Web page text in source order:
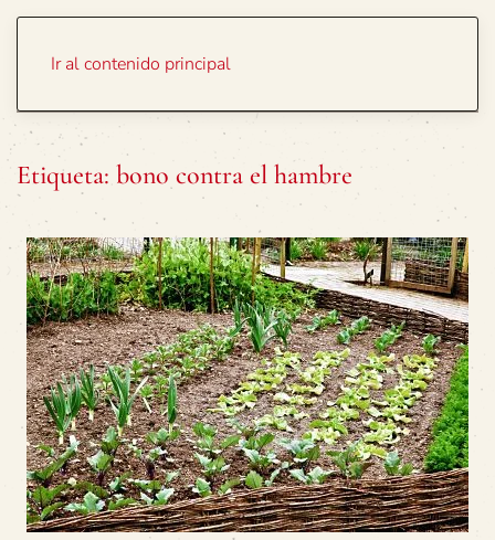
Ir al contenido principal
Etiqueta: bono contra el hambre